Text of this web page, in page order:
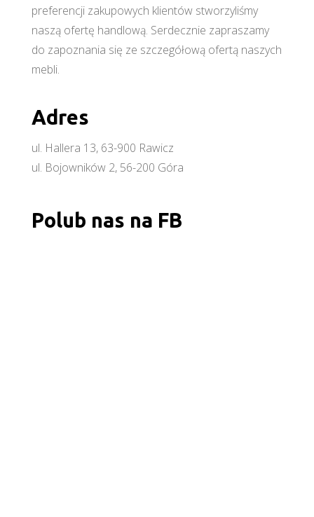
preferencji zakupowych klientów stworzyliśmy
naszą ofertę handlową. Serdecznie zapraszamy
do zapoznania się ze szczegółową ofertą naszych
mebli.
Adres
ul. Hallera 13, 63-900 Rawicz
ul. Bojowników 2, 56-200 Góra
Polub nas na FB